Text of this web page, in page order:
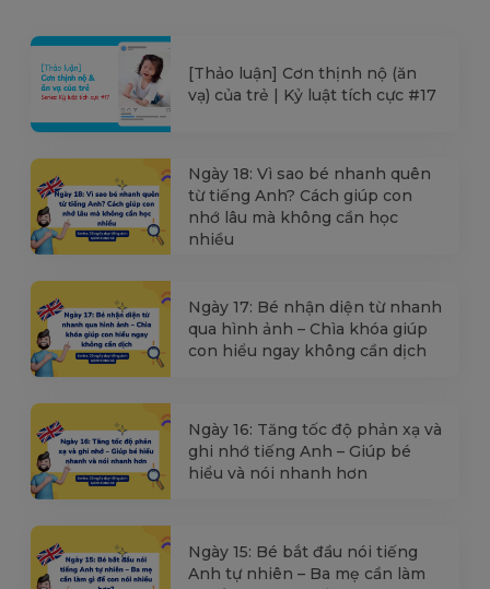
[Thảo luận] Cơn thịnh nộ (ăn
vạ) của trẻ | Kỷ luật tích cực #17
Ngày 18: Vì sao bé nhanh quên
từ tiếng Anh? Cách giúp con
nhớ lâu mà không cần học
nhiều
Ngày 17: Bé nhận diện từ nhanh
qua hình ảnh – Chìa khóa giúp
con hiểu ngay không cần dịch
Ngày 16: Tăng tốc độ phản xạ và
ghi nhớ tiếng Anh – Giúp bé
hiểu và nói nhanh hơn
Ngày 15: Bé bắt đầu nói tiếng
Anh tự nhiên – Ba mẹ cần làm